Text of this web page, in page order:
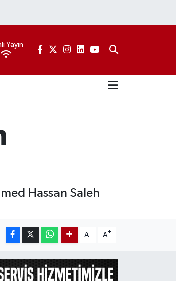
Yayın
Hassan Saleh
A- A+